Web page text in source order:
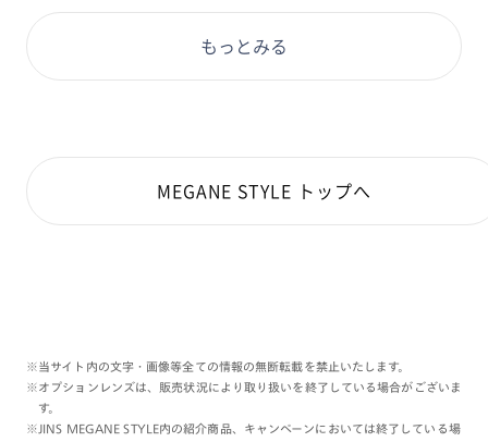
もっとみる
MEGANE STYLE トップへ
※当サイト内の文字・画像等全ての情報の無断転載を禁止いたします。
※オプションレンズは、販売状況により取り扱いを終了している場合がございま
す。
※JINS MEGANE STYLE内の紹介商品、キャンペーンにおいては終了している場